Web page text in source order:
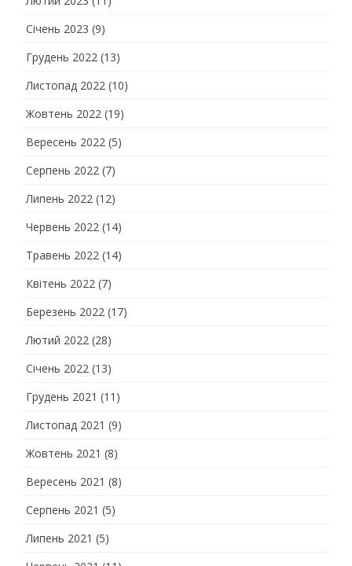
Січень 2023 (9)
Грудень 2022 (13)
Листопад 2022 (10)
Жовтень 2022 (19)
Вересень 2022 (5)
Серпень 2022 (7)
Липень 2022 (12)
Червень 2022 (14)
Травень 2022 (14)
Квітень 2022 (7)
Березень 2022 (17)
Лютий 2022 (28)
Січень 2022 (13)
Грудень 2021 (11)
Листопад 2021 (9)
Жовтень 2021 (8)
Вересень 2021 (8)
Серпень 2021 (5)
Липень 2021 (5)